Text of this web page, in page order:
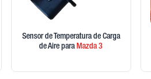
Sensor de Temperatura de Carga
de Airepara Mazda3